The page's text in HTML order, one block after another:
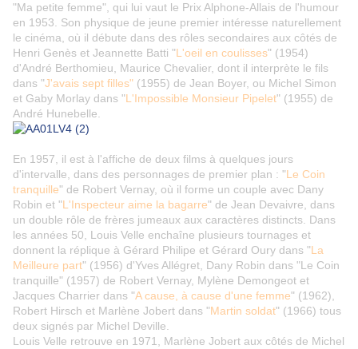
"Ma petite femme", qui lui vaut le Prix Alphone-Allais de l'humour
en 1953. Son physique de jeune premier intéresse naturellement
le cinéma, où il débute dans des rôles secondaires aux côtés de
Henri Genès et Jeannette Batti "L'oeil en coulisses" (1954)
d'André Berthomieu, Maurice Chevalier, dont il interprète le fils
dans "J'avais sept filles" (1955) de Jean Boyer, ou Michel Simon
et Gaby Morlay dans "L'Impossible Monsieur Pipelet" (1955) de
André Hunebelle.
En 1957, il est à l'affiche de deux films à quelques jours
d'intervalle, dans des personnages de premier plan : "Le Coin
tranquille" de Robert Vernay, où il forme un couple avec Dany
Robin et "L'Inspecteur aime la bagarre" de Jean Devaivre, dans
un double rôle de frères jumeaux aux caractères distincts. Dans
les années 50, Louis Velle enchaîne plusieurs tournages et
donnent la réplique à Gérard Philipe et Gérard Oury dans "La
Meilleure part" (1956) d'Yves Allégret, Dany Robin dans "Le Coin
tranquille" (1957) de Robert Vernay, Mylène Demongeot et
Jacques Charrier dans "A cause, à cause d'une femme" (1962),
Robert Hirsch et Marlène Jobert dans "Martin soldat" (1966) tous
deux signés par Michel Deville.
Louis Velle retrouve en 1971, Marlène Jobert aux côtés de Michel